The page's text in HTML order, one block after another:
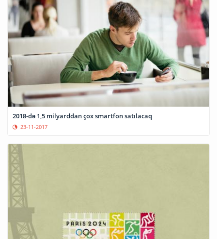
2018-də 1,5 milyarddan çox smartfon satılacaq
23-11-2017